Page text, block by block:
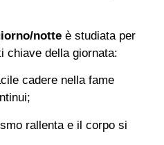
notte è studiata per
chiave della giornata:
cadere nella fame
rallenta e il corpo si